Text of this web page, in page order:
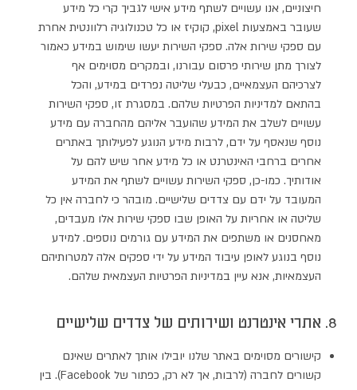
חיצוניים, אנו עשויים לשתף מידע אישי לגביך קרי כל מידע
שעובר באמצעות pixel, קוקיז או כל טכנולוגיה רלוונטית אחרת
עם ספקי שירות אלה. ספקי השירות יעשו שימוש במידע כאמור
לצורך מתן שירותי פרסום עבורנו, ובמקרים מסוימים אף
לצרכיהם העצמאיים, כבעלי שליטה נפרדים במידע, והכל
בהתאם למדיניות הפרטיות שלהם. במסגרת זו, ספקי השירות
עשויים לשלב את המידע שהועבר אליהם מהחברה עם מידע
נוסף שנאסף על ידם, לרבות מידע הנוגע לפעילותך באתרים
אחרים ברחבי האינטרנט או כל מידע אחר שיש להם על
אודותיך. כמו-כן, ספקי השירות עשויים לשתף את המידע
המעובד על ידם עם צדדים שלישיים. מובהר כי לחברה אין כל
שליטה או אחריות על האופן שבו ספקי שירות אלו מעבדים,
מאחסנים או משתפים את המידע עם גורמים נוספים. למידע
נוסף בנוגע לאופן עיבוד המידע על ידי ספקים אלה למטרותיהם
העצמאיות, אנא עיין במדיניות הפרטיות העצמאית שלהם.
8. אתרי אינטרנט ושירותים של צדדים שלישיים
קישורים מסוימים באתר שלנו יובילו אותך לאתרים שאינם
קשורים לחברה (לרבות, אך לא רק, כפתור של Facebook). בין